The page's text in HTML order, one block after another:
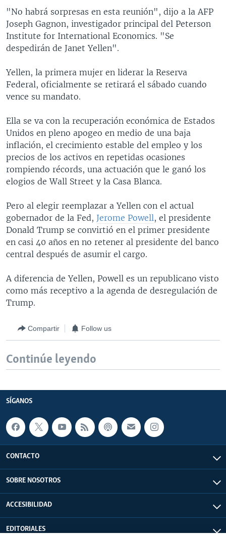
"No habrá sorpresas en esta reunión", dijo a la AFP
Joseph Gagnon, investigador principal del Peterson
Institute for International Economics. "Se
despedirán de Janet Yellen".
Yellen, la primera mujer en liderar la Reserva
Federal, oficialmente se retirará el sábado cuando
vence su mandato.
Ella se va con la recuperación económica de Estados
Unidos en pleno apogeo en medio de una baja
inflación, el crecimiento estable del empleo y los
precios de los activos en repetidas ocasiones
rompiendo récords, una actuación que le ganó los
elogios de Wall Street y la Casa Blanca.
Pero al elegir reemplazar a Yellen con el actual
gobernador de la Fed, Jerome Powell, el presidente
Donald Trump se convirtió en el primer presidente
en casi 40 años en no retener al presidente del banco
central después de asumir el cargo.
A diferencia de Yellen, Powell es un republicano visto
como más receptivo a la agenda de desregulación de
Trump.
Compartir Follow us
Continúe leyendo
SÍGANOS
CONTACTO
SOBRE NOSOTROS
ACCESIBILIDAD
EDITORIALES